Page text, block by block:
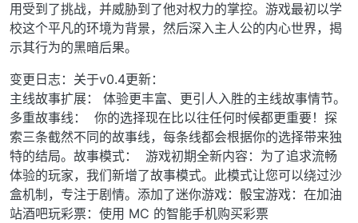
用受到了挑战，并威胁到了他对权力的掌控。游戏最初以学
校这个平凡的环境为背景，然后深入主人公的内心世界，揭
示其行为的黑暗后果。
变更日志：关于v0.4更新：
主线故事扩展： 体验更丰富、更引人入胜的主线故事情节。
多重故事线： 你的选择现在比以往任何时候都更重要！探
索三条截然不同的故事线，每条线都会根据你的选择带来独
特的结局。故事模式： 游戏初期全新内容：为了追求流畅
体验的玩家，我们新增了故事模式。此模式让您可以绕过沙
盒机制，专注于剧情。添加了迷你游戏：骰宝游戏：在加油
站酒吧玩彩票：使用 MC 的智能手机购买彩票